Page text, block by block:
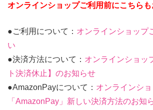
オンラインショップご利用前にこちらも
●ご利用について： オンラインショップ
い
●決済方法について： オンラインショッ
ト決済休止】のお知らせ
●AmazonPayについて： オンラインシ
「AmazonPay」新しい決済方法のお知